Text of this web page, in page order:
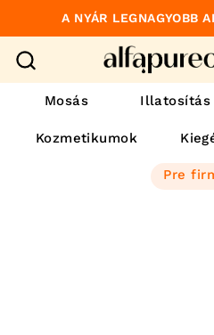
Preskočiť na obsah
A NYÁR LEGNAGYOBB
Mosás Illatosítás
Kozmetikumok
Pre